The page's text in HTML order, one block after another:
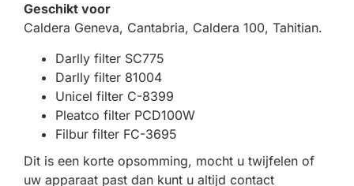
Geschikt voor
Caldera Geneva, Cantabria, Caldera 100, Tahitian.
Darlly filter SC775
Darlly filter 81004
Unicel filter C-8399
Pleatco filter PCD100W
Filbur filter FC-3695
Dit is een korte opsomming, mocht u twijfelen of
uw apparaat past dan kunt u altijd contact